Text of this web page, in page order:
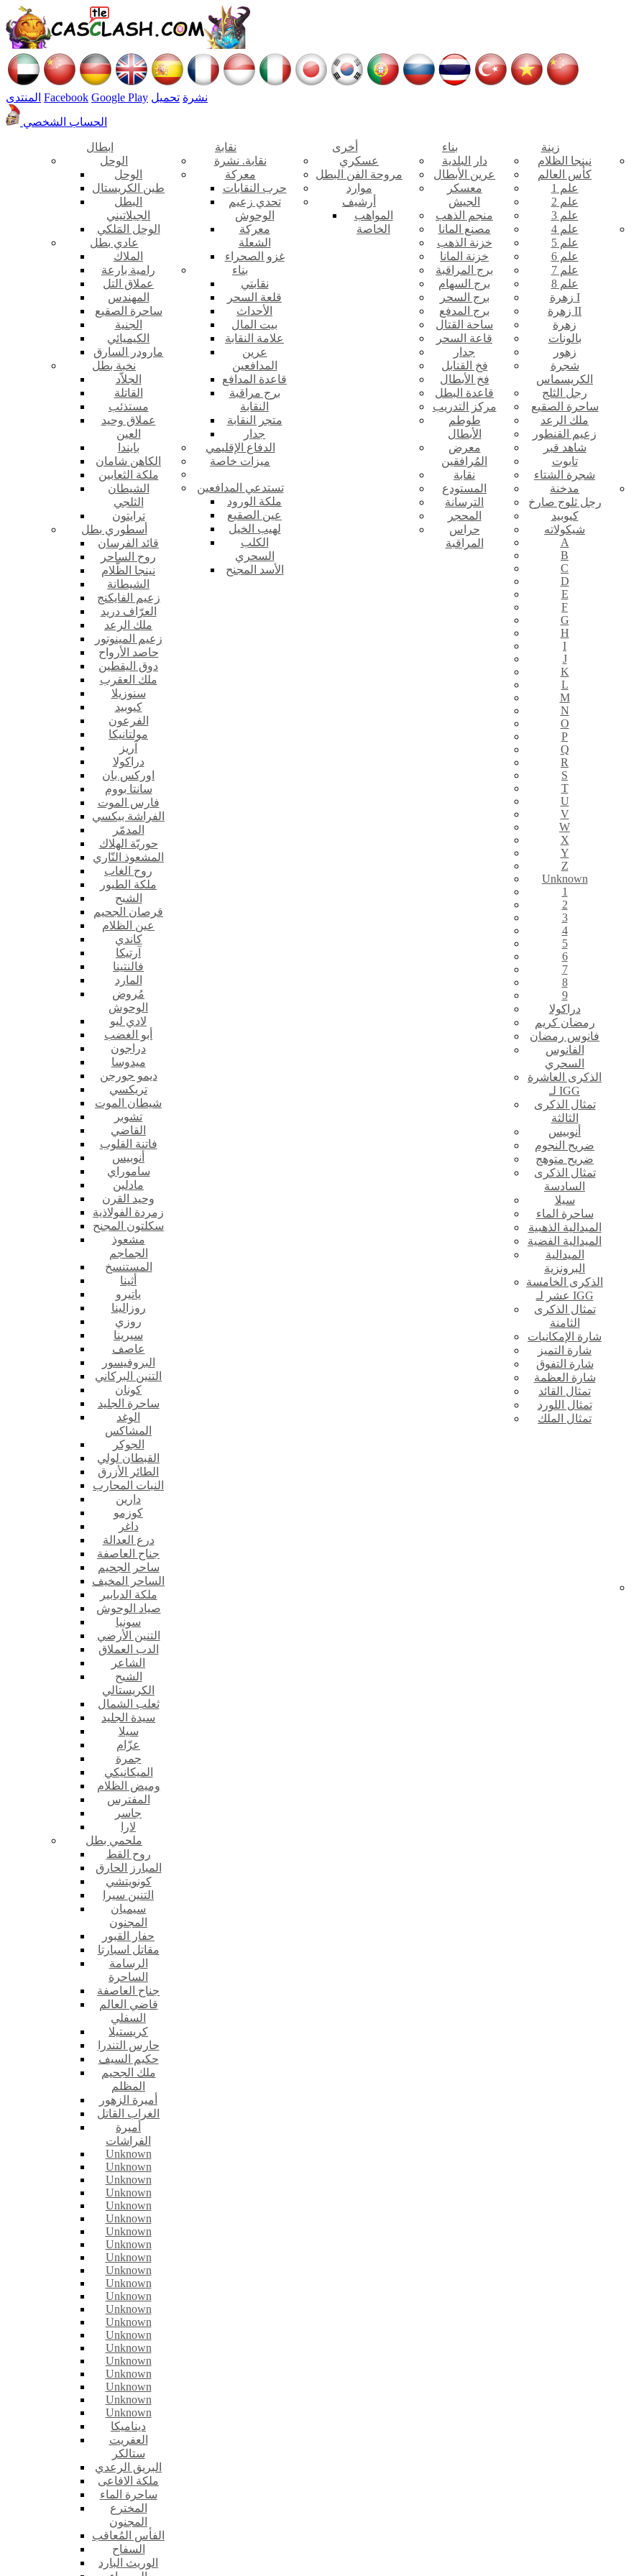
المنتدى Facebook Google Play نشرة تحميل
الحساب الشخصي
ابطال
الوحل
الوحل
طين الكريستال
البطل
الجيلاتيني
الوحل المَلكي
عادي بطل
الملاك
رامية بارعة
عملاق التل
المهندس
ساحرة الصقيع
الجنية
الكيميائي
مارودر السارق
نخبة بطل
الجلاّد
القاتلة
مستذئب
عملاق وحيد
العين
بايندا
الكاهن شامان
ملكة الثعابين
الشيطان
الثلجي
ترايتون
أسطوري بطل
قائد الفرسان
روح الساحر
نينجا الظّلام
الشيطانة
زعيم الفايكنج
العرّاف دريد
ملك الرعد
زعيم المينوتور
حاصد الأرواح
دوق اليقطين
ملك العقرب
سنوزيلا
كيوبيد
الفرعون
مولتانيكا
آريز
دراكولا
اوركس بان
سانتا بووم
فارس الموت
الفراشة بيكسي
المدمّر
حوريّة الهلاك
المشعوذ النّاري
روح الغاب
ملكة الطيور
الشبح
قرصان الجحيم
عين الظلام
كاندي
آرتيكا
فالنتينا
المارد
مُروض
الوحوش
لادي ليو
أبو الغضب
دراجون
ميدوسا
ديمو جورجن
تريكسي
شيطان الموت
تشوبر
القاضي
فاتنة القلوب
أنوبيس
ساموراي
مادلين
وحيد القرن
زمردة الفولاذية
سكلتون المجنح
مشعوذ
الجماجم
المستنسخ
أثينا
ياتيرو
روزالينا
روزي
سيرينا
عاصف
البروفيسور
التنين البركاني
كونان
ساحرة الجليد
الوغد
المشاكس
الجوكر
القبطان لولي
الطائر الأزرق
النبات المحارب
دارين
كوزمو
داغر
درع العدالة
جناح العاصفة
ساحر الجحيم
الساحر المخيف
ملكة الدبابير
صياد الوحوش
سونيا
التنين الأرضي
الدب العملاق
الشاعر
الشبح
الكريستالي
ثعلب الشمال
سيدة الجليد
سيلا
عزّام
جمرة
الميكانيكي
وميض الظلام
المفترس
جاسر
لارا
ملحمي بطل
روح القط
المبارز الحارق
كونويتشي
التنين سيرا
سيميان
المجنون
حفار القبور
مقاتل اسبارتا
الرسامة
الساحرة
جناح العاصفة
قاضي العالم
السفلي
كريستيلا
حارس التندرا
حكيم السيف
ملك الجحيم
المظلم
أميرة الزهور
الغراب القاتل
أميرة
الفراشات
Unknown
Unknown
Unknown
Unknown
Unknown
Unknown
Unknown
Unknown
Unknown
Unknown
Unknown
Unknown
Unknown
Unknown
Unknown
Unknown
Unknown
Unknown
Unknown
Unknown
Unknown
ديناميكا
العفريت
ستالكر
البريق الرعدي
ملكة الافاعى
ساحرة الماء
المخترع
المجنون
الفأس المُعاقب
السفاح
الوريث البارد
نقابة
نقابة. نشرة
معركة
حرب النقابات
تحدي زعيم
الوحوش
معركة
الشعلة
غزو الصحراء
بناء
نقابتي
قلعة السحر
الأحداث
بيت المال
علامة النقابة
عرين
المدافعين
قاعدة المدافع
برج مراقبة
النقابة
متجر النقابة
جدار
الدفاع الإقليمي
ميزات خاصة
تستدعي المدافعين
ملكة الورود
عين الصقيع
لهيب الخيل
الكلب
السحري
الأسد المجنح
أخرى
عسكري
مروحة الفن البطل
موارد
أرشيف
المواهب
الخاصة
بناء
دار البلدية
عرين الأبطال
معسكر
الجيش
منجم الذهب
مصنع المانا
خزنة الذهب
خزنة المانا
برج المراقبة
برج السهام
برج السحر
برج المدفع
ساحة القتال
قاعة السحر
جدار
فخ القنابل
فخ الأبطال
قاعدة البطل
مركز التدريب
طوطم
الأبطال
معرض
المُرافقين
نقابة
المستودع
الترسانة
المحجر
حراس
المراقبة
زينة
نينجا الظلام
كأس العالم
علم 1
علم 2
علم 3
علم 4
علم 5
علم 6
علم 7
علم 8
زهرة I
زهرة II
زهرة
بالونات
زهور
شجرة
الكريسماس
رجل الثلج
ساحرة الصقيع
ملك الرعد
زعيم القنطور
شاهد قبر
تابوت
شجرة الشتاء
مدخنة
رجل ثلوج صارخ
كيوبيد
شيكولاته
A
B
C
D
E
F
G
H
I
J
K
L
M
N
O
P
Q
R
S
T
U
V
W
X
Y
Z
Unknown
1
2
3
4
5
6
7
8
9
دراكولا
رمضان كريم
فانوس رمضان
الفانوس
السحري
الذكرى العاشرة
لـ IGG
تمثال الذكرى
الثالثة
أنوبيس
ضريح النجوم
ضريح متوهج
تمثال الذكرى
السادسة
سيلا
ساحرة الماء
الميدالية الذهبية
الميدالية الفضية
الميدالية
البرونزية
الذكرى الخامسة
عشر لـ IGG
تمثال الذكرى
الثامنة
شارة الإمكانيات
شارة التميز
شارة التفوق
شارة العظمة
تمثال القائد
تمثال اللورد
تمثال الملك